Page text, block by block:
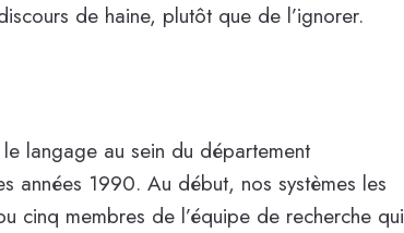
de haine, plutôt que de l’ignorer.
langage au sein du département
années 1990. Au début, nos systèmes les
cinq membres de l’équipe de recherche qui